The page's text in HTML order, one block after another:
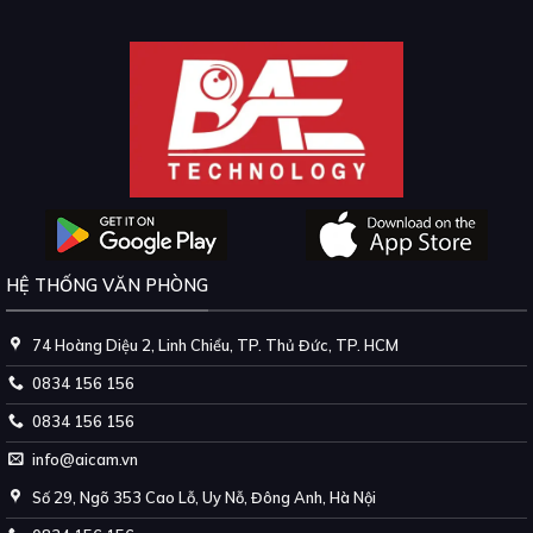
HỆ THỐNG VĂN PHÒNG
74 Hoàng Diệu 2, Linh Chiểu, TP. Thủ Đức, TP. HCM
0834 156 156
0834 156 156
info@aicam.vn
Số 29, Ngõ 353 Cao Lỗ, Uy Nỗ, Đông Anh, Hà Nội